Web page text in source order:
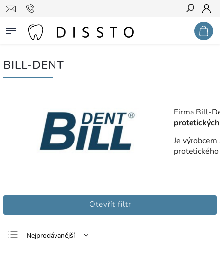
Hledat
BILL-DENT
Firma Bill-
Je
Otevřít filtr
Nejprodávanější